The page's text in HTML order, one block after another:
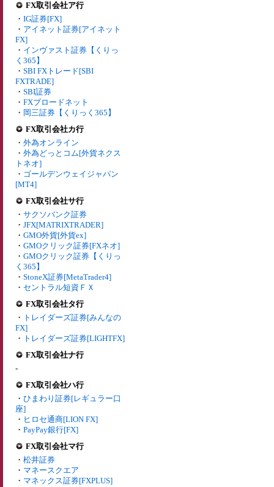
FX取引会社ア行
・ IG証券[FX]
・ アイネット証券[アイネット
FX]
・ インヴァスト証券【くりっ
く365】
・ SBI FXトレード[SBI
FXTRADE]
・ SBI証券
・ FXブロードネット
・ 岡三証券【くりっく365】
FX取引会社カ行
・ 外為オンライン
・ 外為どっとコム[外貨ネクス
トネオ]
・ ゴールデンウェイジャパン
[MT4]
FX取引会社サ行
・ サクソバンク証券
・ JFX[MATRIXTRADER]
・ GMO外貨[外貨ex]
・ GMOクリック証券[FXネオ]
・ GMOクリック証券【くりっ
く365】
・ StoneX証券[MetaTrader4]
・ セントラル短資ＦＸ
FX取引会社タ行
・ トレイダーズ証券[みんなの
FX]
・ トレイダーズ証券[LIGHTFX]
FX取引会社ナ行
-
FX取引会社ハ行
・ ひまわり証券[レギュラー口
座]
・ ヒロセ通商[LION FX]
・ PayPay銀行[FX]
FX取引会社マ行
・ 松井証券
・ マネースクエア
・ マネックス証券[FXPLUS]